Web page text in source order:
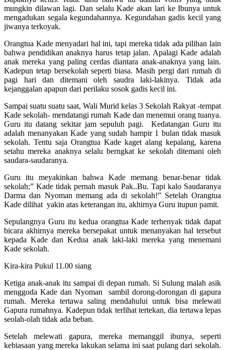
mungkin dilawan lagi. Dan selalu Kade akan lari ke Ibunya untuk
mengadukan segala kegundahannya. Kegundahan gadis kecil yang
jiwanya terkoyak.
Orangtua Kade menyadari hal ini, tapi mereka tidak ada pilihan lain
bahwa pendidikan anaknya harus tetap jalan. Apalagi Kade adalah
anak mereka yang paling cerdas diantara anak-anaknya yang lain.
Kadepun tetap bersekolah seperti biasa. Masih pergi dari rumah di
pagi hari dan ditemani oleh saudra laki-lakinya. Tidak ada
kejanggalan apapun dari perilaku sosok gadis kecil ini.
Sampai suatu suatu saat, Wali Murid kelas 3 Sekolah Rakyat -tempat
Kade sekolah- mendatangi rumah Kade dan menemui orang tuanya.
Guru itu datang sekitar jam sepuluh pagi. Kedatangan Guru itu
adalah menanyakan Kade yang sudah hampir 1 bulan tidak masuk
sekolah. Tentu saja Orangtua Kade kaget alang kepalang, karena
setahu mereka anaknya selalu berngkat ke sekolah ditemani oleh
saudara-saudaranya.
Guru itu meyakinkan bahwa Kade memang benar-benar tidak
sekolah;” Kade tidak pernah masuk Pak..Bu. Tapi kalo Saudaranya
Darma dan Nyoman memang ada di sekolah!” Setelah Orangtua
Kade dilihat yakin atas keterangan itu, akhirnya Guru itupun pamit.
Sepulangnya Guru itu kedua orangtua Kade terhenyak tidak dapat
bicara akhirnya mereka bersepakat untuk menanyakan hal tersebut
kepada Kade dan Kedua anak laki-laki mereka yang menemani
Kade sekolah.
Kira-kira Pukul 11.00 siang
Ketiga anak-anak itu sampai di depan rumah. Si Sulung malah asik
menggoda Kade dan Nyoman sambil dorong-dorongan di gapura
rumah. Mereka tertawa saling mendahului untuk bisa melewati
Gapura rumahnya. Kadepun tidak terlihat tertekan, dia tertawa lepas
seolah-olah tidak ada beban.
Setelah melewati gapura, mereka memanggil ibunya, seperti
kebiasaan yang mereka lakukan selama ini saat pulang dari sekolah.